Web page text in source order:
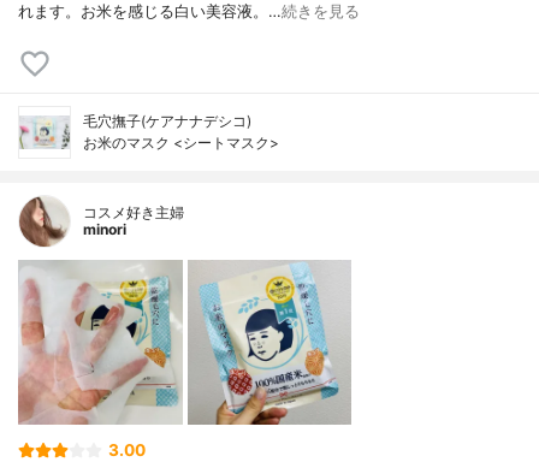
れます。お米を感じる白い美容液。…続きを見る
毛穴撫子(ケアナナデシコ)
お米のマスク <シートマスク>
コスメ好き主婦
minori
3.00